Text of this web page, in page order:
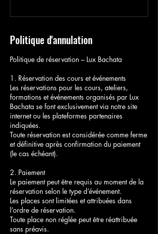
Politique d'annulation
Politique de réservation – Lux Bachata
1. Réservation des cours et événements
Les réservations pour les cours, ateliers,
formations et événements organisés par Lux
Bachata se font exclusivement via notre site
internet ou les plateformes partenaires
indiquées.
Toute réservation est considérée comme ferme
et définitive après confirmation du paiement
(le cas échéant).
2. Paiement
Le paiement peut être requis au moment de la
réservation selon le type d’événement.
Les places sont limitées et attribuées dans
l’ordre de réservation.
Toute place non réglée peut être réattribuée
sans préavis.